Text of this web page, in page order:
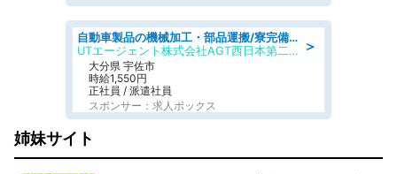
＞
自動車製品の機械加工・部品運搬/寮完備/日払い/工場・製造
UTエージェント株式会社AGT西日本第二CU
大分県 宇佐市
時給1,550円
正社員 / 派遣社員
スポンサー：求人ボックス
姉妹サイト